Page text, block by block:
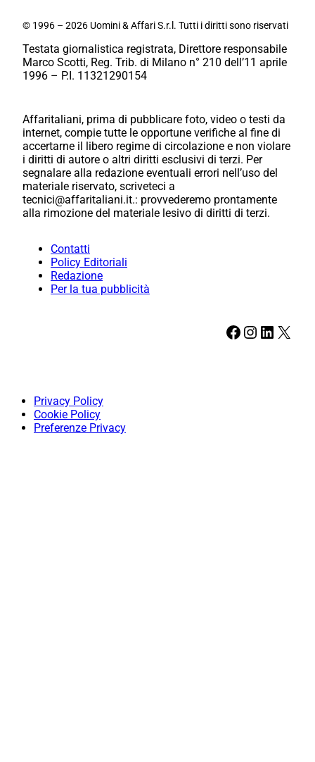
© 1996 – 2026 Uomini & Affari S.r.l. Tutti i diritti sono riservati
Testata giornalistica registrata, Direttore responsabile
Marco Scotti, Reg. Trib. di Milano n° 210 dell’11 aprile
1996 – P.I. 11321290154
Affaritaliani, prima di pubblicare foto, video o testi da
internet, compie tutte le opportune verifiche al fine di
accertarne il libero regime di circolazione e non violare
i diritti di autore o altri diritti esclusivi di terzi. Per
segnalare alla redazione eventuali errori nell’uso del
materiale riservato, scriveteci a
tecnici@affaritaliani.it.: provvederemo prontamente
alla rimozione del materiale lesivo di diritti di terzi.
Contatti
Policy Editoriali
Redazione
Per la tua pubblicità
Facebook Instagram LinkedIn X
Privacy Policy
Cookie Policy
Preferenze Privacy